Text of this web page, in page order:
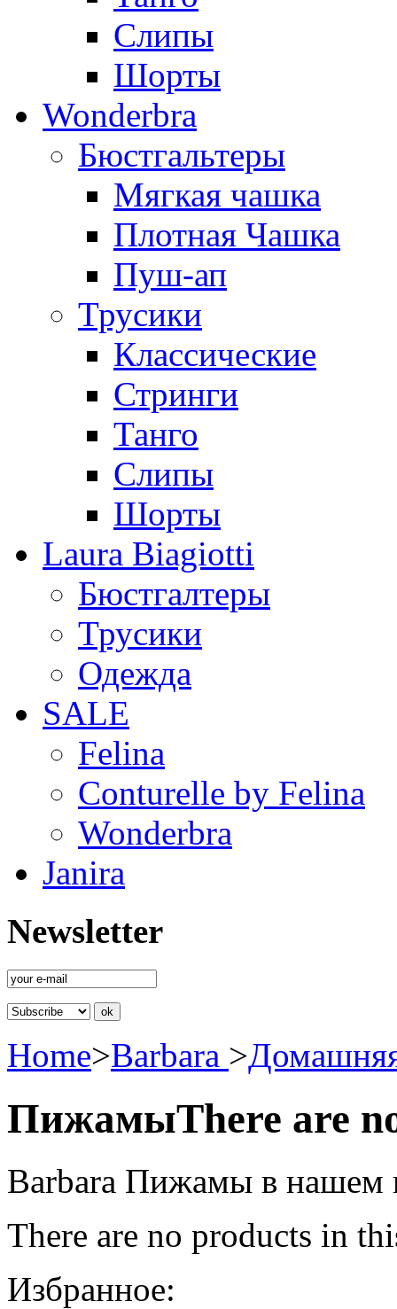
Слипы
Шорты
Wonderbra
Бюстгальтеры
Мягкая чашка
Плотная Чашка
Пуш-ап
Трусики
Классические
Стринги
Танго
Слипы
Шорты
Laura Biagiotti
Бюстгалтеры
Трусики
Одежда
SALE
Felina
Conturelle by Felina
Wonderbra
Janira
Newsletter
Home>Barbara >
ПижамыThere are
Barbara Пижамы в нашем
There are no products in
Избранное: